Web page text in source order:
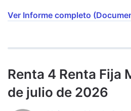
Ver Informe completo
Renta 4 Renta Fija
de julio de 2026